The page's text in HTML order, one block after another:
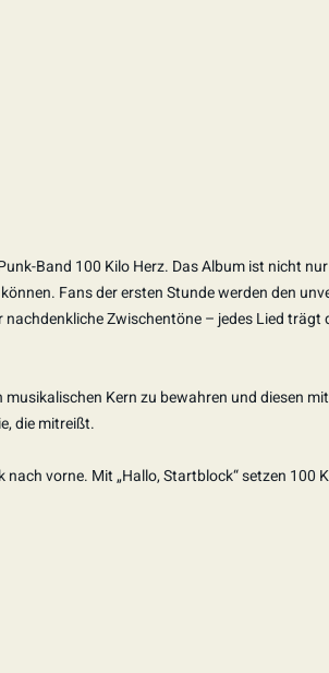
Band 100 Kilo Herz. Das Album ist nicht
Fans der ersten Stunde werden den
Zwischentöne – jedes Lied
Kern zu bewahren und diesen
die mitreißt.
vorne. Mit „Hallo, Startblock“ setzen 100